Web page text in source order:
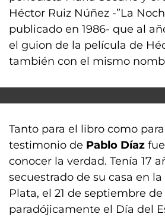
Héctor Ruiz Núñez -”La
publicado en 1986- que al
el guion de la película de
también con el mismo
Tanto para el libro como
testimonio de Pablo Díaz
conocer la verdad. Tenía 17
secuestrado de su casa en
Plata, el 21 de septiembre de
paradójicamente el Día del